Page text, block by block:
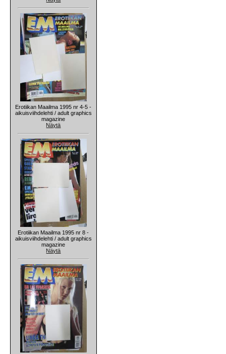
Erotiikan Maailma 1995 nr 4-5 -
aikuisviihdelehti / adult graphics
magazine
Näytä
Erotiikan Maailma 1995 nr 8 -
aikuisviihdelehti / adult graphics
magazine
Näytä